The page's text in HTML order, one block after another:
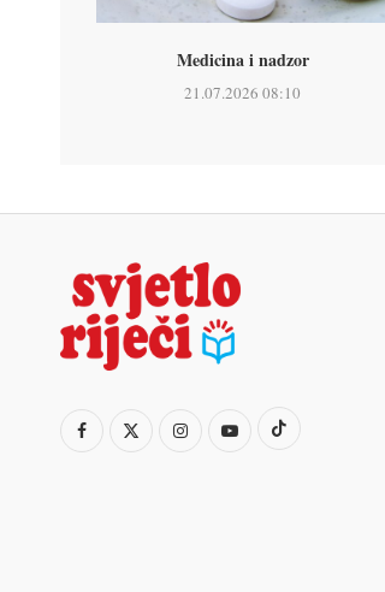
Medicina i nadzor
21.07.2026 08:10